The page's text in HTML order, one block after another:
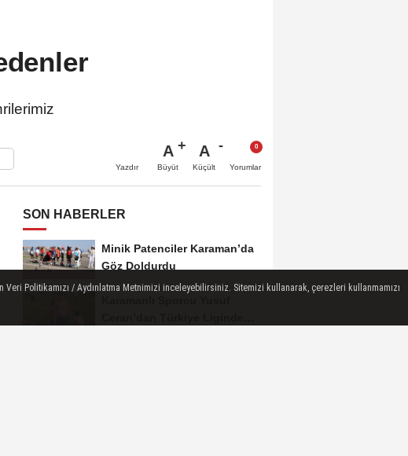
Yazdır
A
Büyüt
A
Küçült Yorumlar
SON HABERLER
Minik Patenciler Karaman’da
Göz Doldurdu
Politikamızı / Aydınlatma Metnimizi inceleyebilirsiniz. Sitemizi kullanarak, çerezleri kullanmamızı